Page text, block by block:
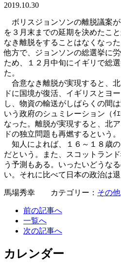
2019.10.30
ボリスジョンソンの離脱議案
を３月末までの延期を決めたこ
なき離脱をすることはなくなった
他方で、ジョンソンの総選挙に
ため、１２月中旬にイギリで総
た。
合意なき離脱が実現すると、
ドに国境が復活、イギリスとヨ
し、物資の輸送がしばらくの間
いう政府のシュミレーション（ｲ
なった。離脱が実現すると、北
ドの独立問題も再燃するという。
知人によれば、１６～１８歳
だという。また、スコットラン
う予測もある。いったいどうな
い。それに比べて日本の政治は退
馬場秀幸 カテゴリー： その他
前の記事へ
一覧へ
次の記事へ
カレンダー